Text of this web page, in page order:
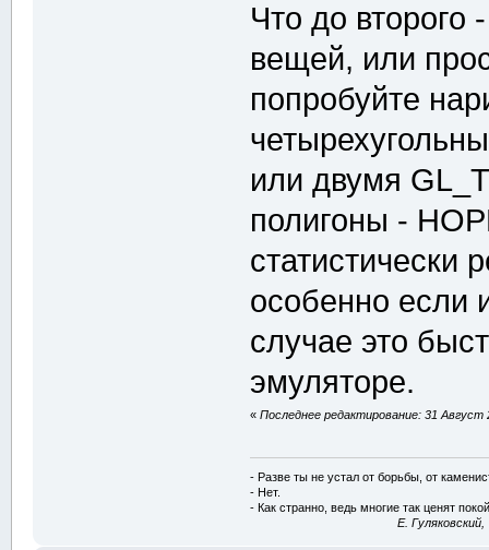
Что до второго
вещей, или
попробуйте
или двумя
полигоны -
статистически
особенно если
случае это
эмуляторе.
«Последнее редактирование: 31 Август
- Разве ты не устал от борьбы, от
- Нет.
- Как странно, ведь многие так ценят
E.